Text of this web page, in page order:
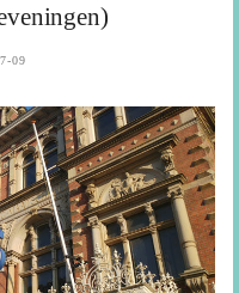
09